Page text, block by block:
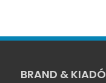
BRAND & KIADÓ